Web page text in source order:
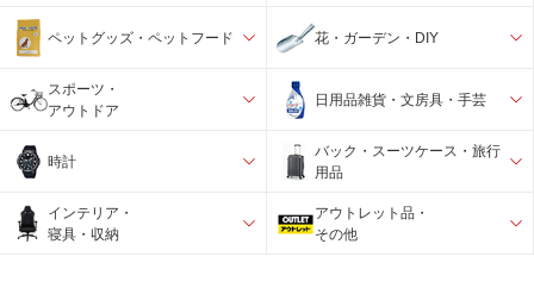
ペットグッズ・ペットフード 花・ガーデン・DIY
スポーツ・
アウトドア
日用品雑貨・文房具・手芸
時計
バック・スーツケース・旅行
用品
インテリア・
寝具・収納
アウトレット品・
その他